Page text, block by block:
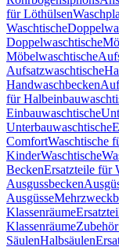
für Löthülsen
Waschtische
Doppelwaschtische
Möbelwaschtische
Aufsatzwaschtische
Handwaschbecken
für
Einbauwaschtische
Unterbauwaschtische
ComfortWaschtische
KinderWaschtische
BeckenErsatzteile für
Ausgussbecken
Ausgüsse
Klassenräume
KlassenräumeZubehör
SäulenHalbsäulen